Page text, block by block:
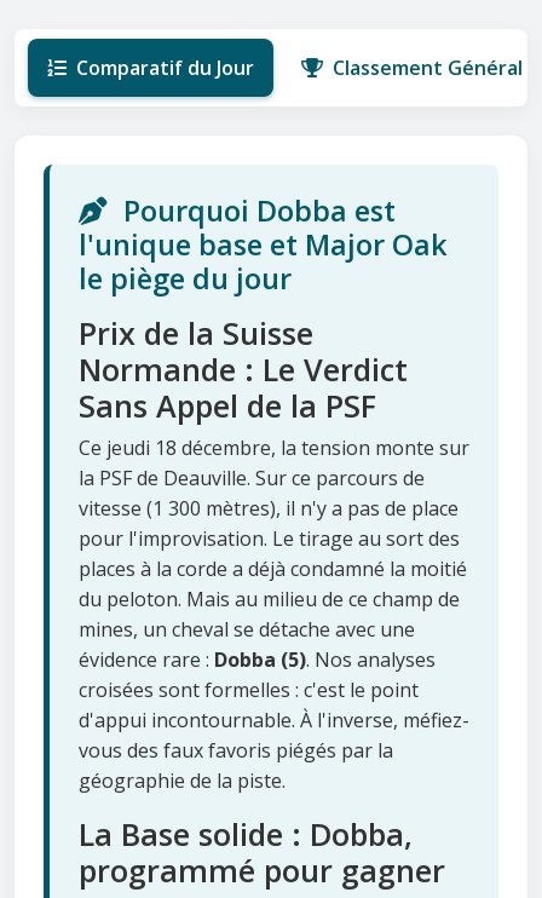
Comparatif du Jour Classement Général
Pourquoi Dobba est
l'unique base et Major Oak
le piège du jour
Prix de la Suisse
Normande : Le Verdict
Sans Appel de la PSF
Ce jeudi 18 décembre, la tension monte sur
la PSF de Deauville. Sur ce parcours de
vitesse (1 300 mètres), il n'y a pas de place
pour l'improvisation. Le tirage au sort des
places à la corde a déjà condamné la moitié
du peloton. Mais au milieu de ce champ de
mines, un cheval se détache avec une
évidence rare : Dobba (5). Nos analyses
croisées sont formelles : c'est le point
d'appui incontournable. À l'inverse, méfiez-
vous des faux favoris piégés par la
géographie de la piste.
La Base solide : Dobba,
programmé pour gagner